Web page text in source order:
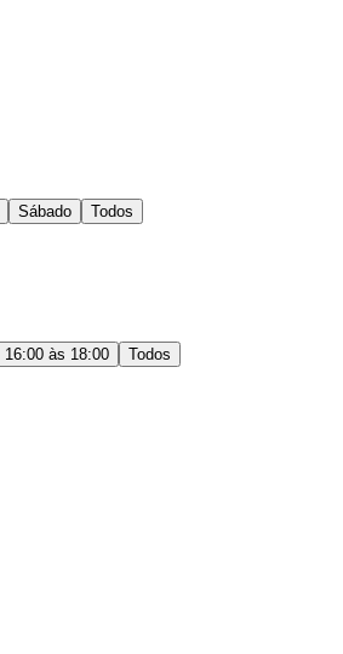
Sábado Todos
16:00 às 18:00 Todos